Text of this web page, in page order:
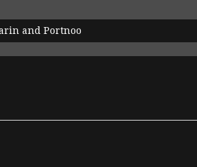
and Portnoo